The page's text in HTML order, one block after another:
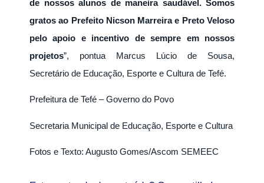
de nossos alunos de maneira saudável. Somos
gratos ao Prefeito Nicson Marreira e Preto Veloso
pelo apoio e incentivo de sempre em nossos
projetos”, pontua Marcus Lúcio de Sousa,
Secretário de Educação, Esporte e Cultura de Tefé.
Prefeitura de Tefé – Governo do Povo
Secretaria Municipal de Educação, Esporte e Cultura
Fotos e Texto: Augusto Gomes/Ascom SEMEEC